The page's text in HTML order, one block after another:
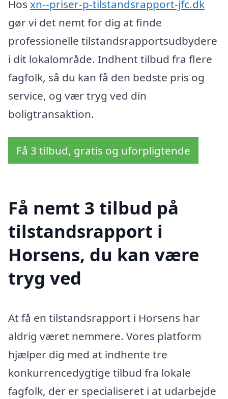
Hos xn--priser-p-tilstandsrapport-jfc.dk
gør vi det nemt for dig at finde
professionelle tilstandsrapportsudbydere
i dit lokalområde. Indhent tilbud fra flere
fagfolk, så du kan få den bedste pris og
service, og vær tryg ved din
boligtransaktion.
Få 3 tilbud, gratis og uforpligtende
Få nemt 3 tilbud på
tilstandsrapport i
Horsens, du kan være
tryg ved
At få en tilstandsrapport i Horsens har
aldrig været nemmere. Vores platform
hjælper dig med at indhente tre
konkurrencedygtige tilbud fra lokale
fagfolk, der er specialiseret i at udarbejde